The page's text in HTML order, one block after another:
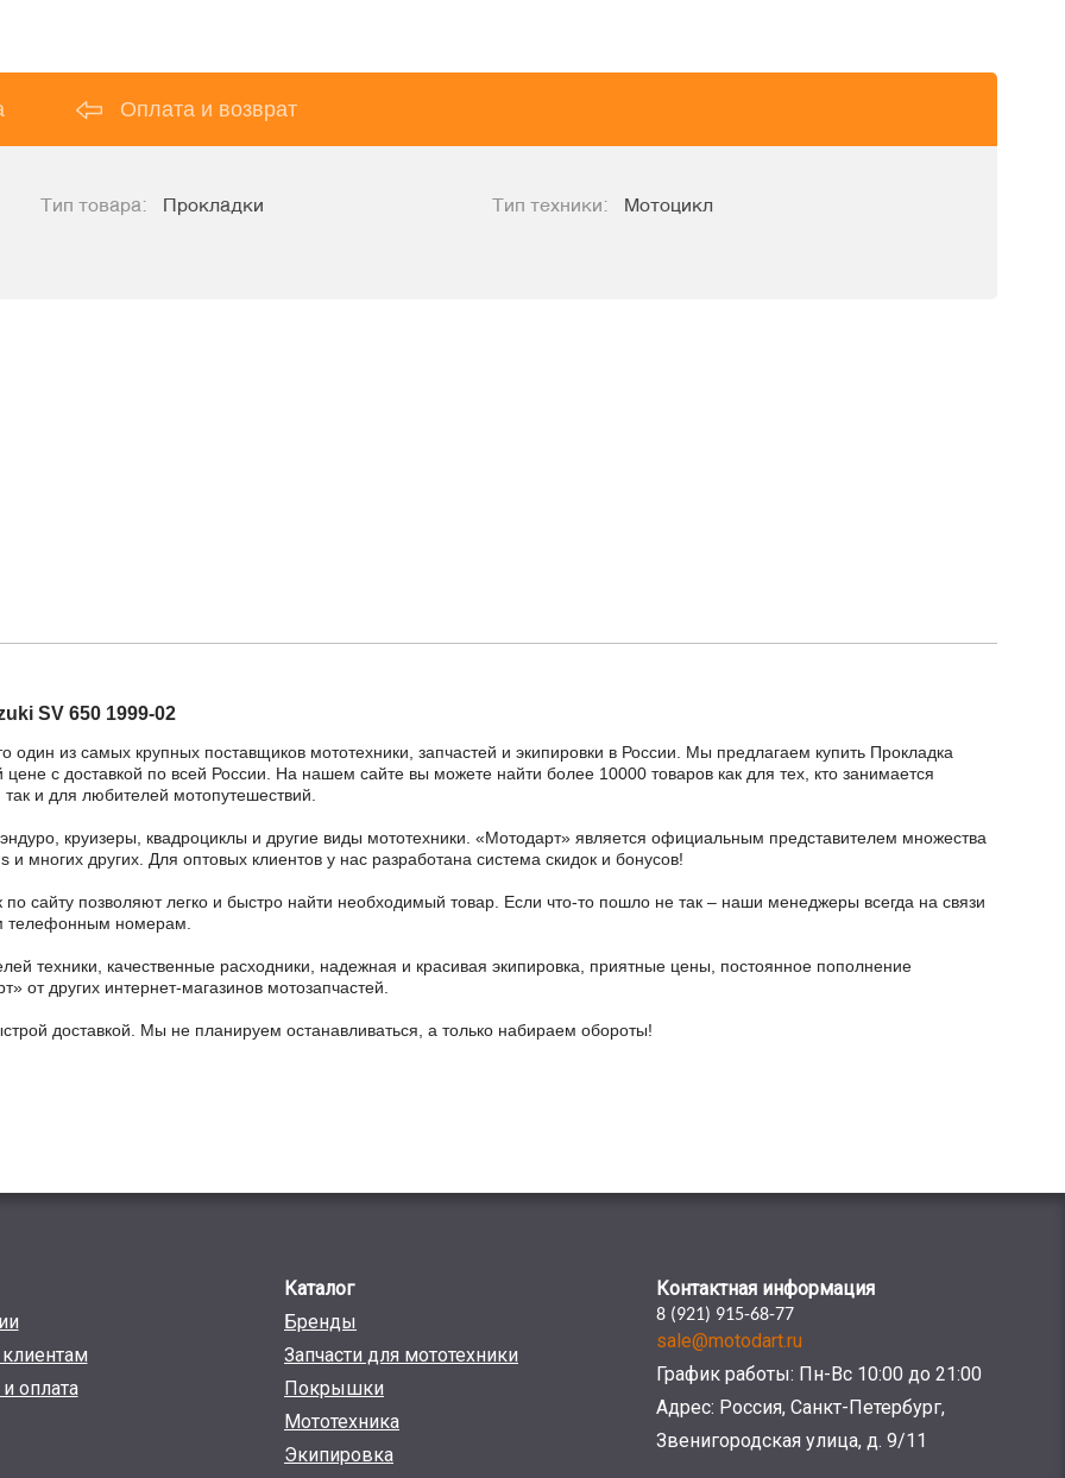
Оплата и возврат
Тип товара: Прокладки Тип техники: Мотоцикл
SV 650 1999-02
один из самых крупных поставщиков мототехники, запчастей и экипировки в России. Мы предлагаем купить Прокладка
с доставкой по всей России. На нашем сайте вы можете найти более 10000 товаров как для тех, кто занимается
и для любителей мотопутешествий.
круизеры, квадроциклы и другие виды мототехники. «Мотодарт» является официальным представителем множества
многих других. Для оптовых клиентов у нас разработана система скидок и бонусов!
сайту позволяют легко и быстро найти необходимый товар. Если что-то пошло не так – наши менеджеры всегда на связи
телефонным номерам.
техники, качественные расходники, надежная и красивая экипировка, приятные цены, постоянное пополнение
от других интернет-магазинов мотозапчастей.
доставкой. Мы не планируем останавливаться, а только набираем обороты!
оплата
Каталог
Бренды
Запчасти для мототехники
Покрышки
Мототехника
Экипировка
Контактная информация
8 (921) 915-68-77
sale@motodart.ru
График работы: Пн-Вс 10:00 до 21:00
Адрес: Россия, Санкт-Петербург,
Звенигородская улица, д. 9/11